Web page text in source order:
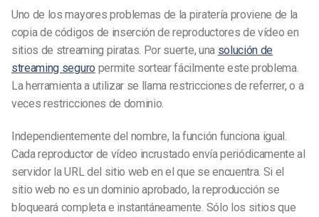
Uno de los mayores problemas de la piratería proviene de la
copia de códigos de inserción de reproductores de vídeo en
sitios de streaming piratas. Por suerte, una solución de
streaming seguro permite sortear fácilmente este problema.
La herramienta a utilizar se llama restricciones de referrer, o a
veces restricciones de dominio.
Independientemente del nombre, la función funciona igual.
Cada reproductor de vídeo incrustado envía periódicamente al
servidor la URL del sitio web en el que se encuentra. Si el
sitio web no es un dominio aprobado, la reproducción se
bloqueará completa e instantáneamente. Sólo los sitios que